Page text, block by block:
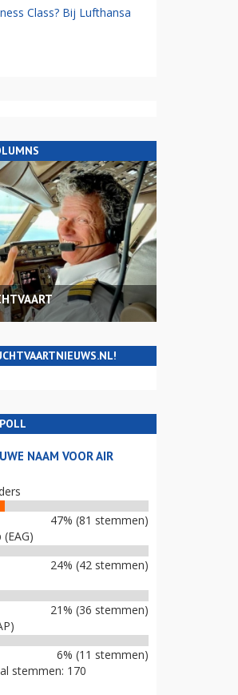
Class? Bij Lufthansa
POLL
NAAM VOOR AIR
47% (81 stemmen)
24% (42 stemmen)
21% (36 stemmen)
6% (11 stemmen)
stemmen: 170